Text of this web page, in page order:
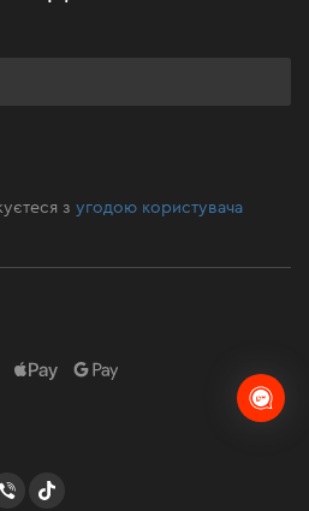
зугодою користувача
TikTok